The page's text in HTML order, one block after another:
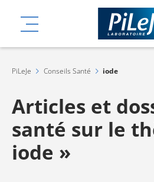
MENU
PiLeJe Conseils Santé iode
Articles et
santé sur le
iode »